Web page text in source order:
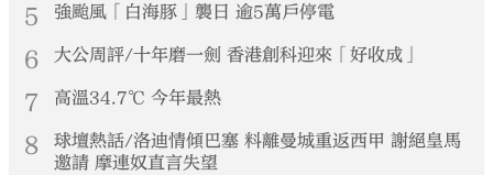
5 強颱風「白海豚」襲日 逾5萬戶停電
6 大公周評/十年磨一劍 香港創科迎來「好收成」
7 高溫34.7℃ 今年最熱
8
球壇熱話/洛迪情傾巴塞 料離曼城重返西甲 謝絕皇馬
邀請 摩連奴直言失望